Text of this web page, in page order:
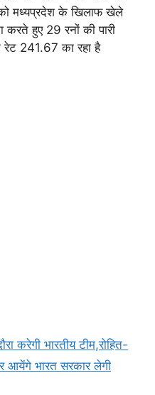
मध्यप्रदेश के खिलाफ खेले
हुए 29 रनों की पारी
रेट 241.67 का रहा है
करेगी भारतीय टीम,रोहित-
आयेंगे भारत सरकार लेगी